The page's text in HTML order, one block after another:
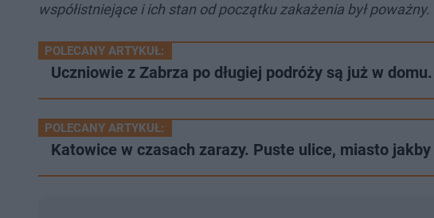
współistniejące i ich stan od początku zakażenia był poważny.
POLECANY ARTYKUŁ:
Uczniowie z Zabrza po długiej podróży są już w
POLECANY ARTYKUŁ:
Katowice w czasach zarazy. Puste ulice, miasto jakby